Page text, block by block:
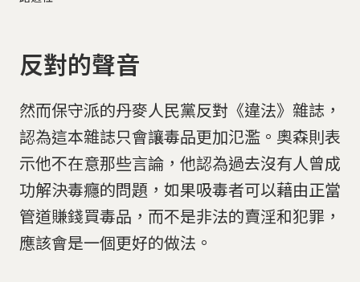
反對的聲音
然而保守派的丹麥人民黨反對《違法》雜誌，
認為這本雜誌只會讓毒品更加氾濫。奧森則表
示他不在意那些言論，他認為過去沒有人曾成
功解決毒癮的問題，如果吸毒者可以藉由正當
管道賺錢買毒品，而不是非法的賣淫和犯罪，
應該會是一個更好的做法。